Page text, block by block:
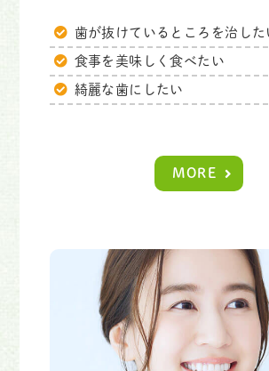
歯が抜けているところを治した
食事を美味しく食べたい
綺麗な歯にしたい
MORE